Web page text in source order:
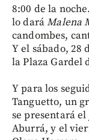
8:00 de la
lo daráMalena
candombes,
Y el sábado, 28
la Plaza Gardel
Y para los
Tanguetto, un
se presentará
Aburrá, y el